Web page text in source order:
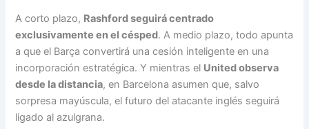
A corto plazo, Rashford seguirá centrado
exclusivamente en el césped. A medio plazo, todo apunta
a que el Barça convertirá una cesión inteligente en una
incorporación estratégica. Y mientras el United observa
desde la distancia, en Barcelona asumen que, salvo
sorpresa mayúscula, el futuro del atacante inglés seguirá
ligado al azulgrana.